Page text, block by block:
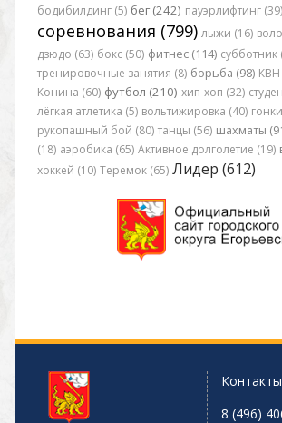
бодибилдинг (5) бег (242) пауэрлифтинг (39)
соревнования (799) лыжи (16)
дзюдо (63) бокс (50) фитнес (114) субботник
тренировочные занятия (8) борьба (98) КВН
Конина (60) футбол (210) хип-хоп (32)
лёгкая атлетика (5) вольтижировка (40)
рукопашный бой (80) танцы (56) шахматы
(18) аэробика (65) Активное долголетие (19)
хоккей (10) Теремок (65) Лидер (612)
Контакты
8 (496)